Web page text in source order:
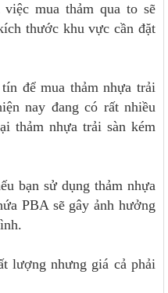
mua thảm qua to sẽ
thước khu vực cần đặt
để mua thảm nhựa trải
nay đang có rất nhiều
thảm nhựa trải sàn kém
sử dụng thảm nhựa
PBA sẽ gây ảnh hưởng
lượng nhưng giá cả phải